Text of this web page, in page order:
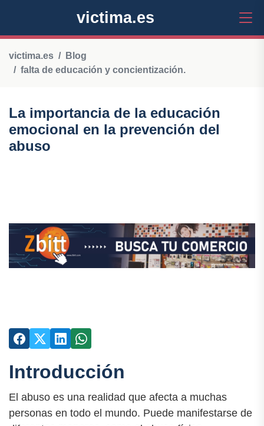
victima.es
victima.es
Blog
falta de educación y concientización.
La importancia de la educación
emocional en la prevención del
abuso
Introducción
El abuso es una realidad que afecta a muchas
personas en todo el mundo. Puede manifestarse de